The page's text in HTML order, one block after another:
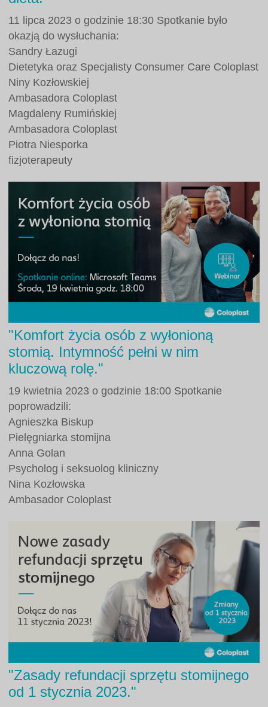
11 lipca 2023 o godzinie 18:30 Spotkanie było
okazją do wysłuchania:
Sandry Łazugi
Dietetyka oraz Specjalisty Consumer Care Coloplast
Niny Kozłowskiej
Ambasadora Coloplast
Magdaleny Rumińskiej
Ambasadora Coloplast
Piotra Niesporka
fizjoterapeuty
"Komfort życia osób z wyłonioną
stomią. Intymność pełni w nim
kluczową rolę."
19 kwietnia 2023 o godzinie 18:00 Spotkanie
poprowadzili:
Agnieszka Biskup
Pielęgniarka stomijna
Anna Golan
Psycholog i seksuolog kliniczny
Nina Kozłowska
Ambasador Coloplast
"Zasady refundacji sprzętu stomijnego
od 1 stycznia 2023."